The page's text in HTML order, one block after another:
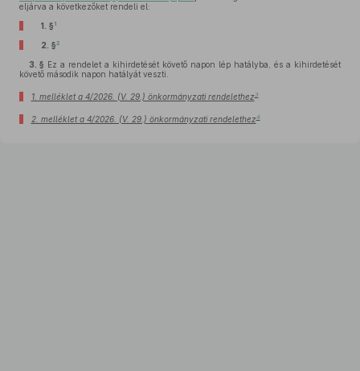
eljárva a következőket rendeli el:
1. § 1
2. §2
3. § Ez a rendelet a kihirdetését követő napon lép hatályba, és a kihirdetését
követő második napon hatályát veszti.
1. melléklet a 4/2026. (V. 29.) önkormányzati rendelethez3
2. melléklet a 4/2026. (V. 29.) önkormányzati rendelethez4